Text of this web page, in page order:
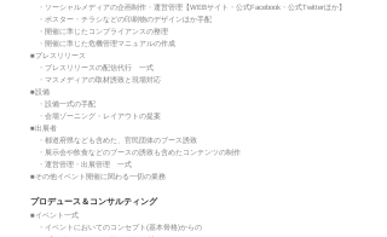
・ソーシャルメディアの企画制作・運営管理【WEBサイト・公式Facebook・公式Twitterほか】
・ポスター・チラシなどの印刷物のデザインほか手配
・開催に準じたコンプライアンスの整理
・開催に準じた危機管理マニュアルの作成
■プレスリリース
・プレスリリースの配信代行 一式
・マスメディアの取材誘致と現場対応
■設備
・設備一式の手配
・会場ゾーニング・レイアウトの提案
■出展者
・都道府県なども含めた、官民団体のブース誘致
・展示会や飲食などのブースの誘致も含めたコンテンツの制作
・運営管理・出展管理 一式
■その他イベント開催に関わる一切の業務
プロデュース＆コンサルティング
■イベント一式
・イベントにおいてのコンセプト(基本骨格)からの